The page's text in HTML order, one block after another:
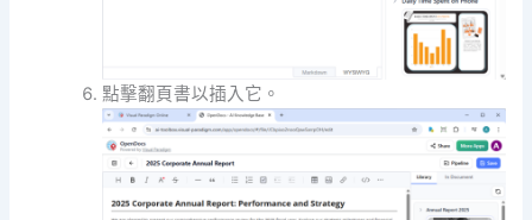
點擊翻頁書以插入它。